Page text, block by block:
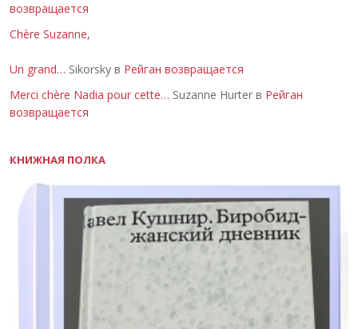
возвращается
Chère Suzanne,
Un grand… Sikorsky в Рейган возвращается
Merci chère Nadia pour cette… Suzanne Hurter в Рейган
возвращается
КНИЖНАЯ ПОЛКА